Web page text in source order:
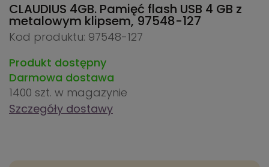
CLAUDIUS 4GB. Pamięć flash USB 4 GB z
metalowym klipsem,97548-127
Kod produktu: 97548-127
Produkt dostępny
Darmowa dostawa
1400 szt. w magazynie
Szczegóły dostawy